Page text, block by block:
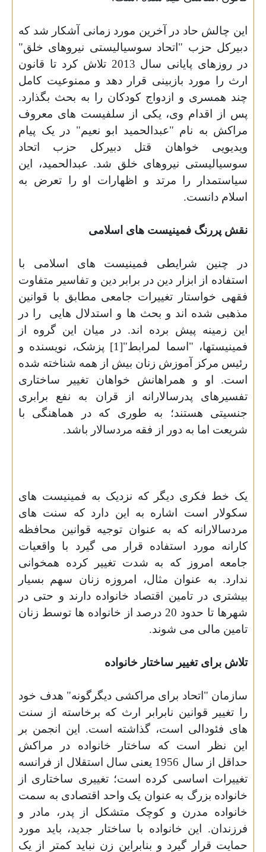
این چالش حاد در آخرین مورد زمانی آشکار شد که
دبیرکل حزب "اتحاد سوسیالیستی نیروهای خلق"
در روزهای پایانی سال 2013 تلاش کرد تا قانون
ارث را مورد بازبینی قرار دهد و ممنوعیت کامل
چند همسری و ازدواج کودکان را به بحث بگذارد.
پس از اقدام وی، یکی از سلفیست های معروف
مراکش به نام "عبدالحمید ابو نعیم" در یک پیام
ویدیویی خواهان قتل دبیرکل حزب اتحاد
سوسیالیستی نیروهای خلق شد. عبدالحمید، این
سیاستمدار را مرتد و اظهارات او را تعرض به
اسلام دانست.
نقش پررنگ فمینیست های اسلامی
در چنین شرایطی فمینیست های اسلامی با
استفاده از ابزار دین در برابر دین و تفاسیر متفاوت
فقهی خواستار تغییرات جامعی مطابق با قوانین
مذهبی شده اند و بحث ها و استدلال هایی
را در
این زمینه پیش برده اند. در میان این گروه از
فمینیستها، "اسما لمرابط"[1] پزشک، نویسنده و
رئیس مرکز آموزش زنان بیش از همه شناخته شده
است. او و همراهانش خواهان تغییر ساختاری
تفسیرهای پدرسالارانه از قران به نفع برابری
جنسیتی هستند؛ به طوری که در هماهنگی با
شریعت اما به دور از فقه مردسالار باشد.
یک خط فکری دیگر که نزدیک به فمینیست های
سکولار است اشاره به این دارد که سنت های
مردسالارانه که به عنوان توجیه قوانین محافظه
کارانه مورد استفاده قرار می گیرد با واقعیات
جامعه امروز که به شدت تغییر کرده همخوانی
ندارد. به عنوان مثال، امروزه زنان سهم بسیار
بیشتری در تامین اقتصاد خانواده دارند و حتی در
شهرها تا حدود 20 درصد از خانواده ها توسط زنان
تامین مالی می شوند.
تلاش برای تغییر ساختار خانواده
سازمان "اتحاد برای مراکشی دیگرگونه" هدف خود
را تغییر قوانین نابرابر ارث که برخاسته از سنت
های فئودالی است، گذاشته است. این انجمن بر
این نظر است که ساختار خانواده در مراکش
حداقل از سال 1956 یعنی سال استقلال از فرانسه
تغییرات اساسی کرده است؛ تغییری ساختاری از
خانواده بزرگ به عنوان یک واحد اقتصادی به سمت
خانواده مدرن و کوچک متشکل از پدر، مادر و
فرزندان. این خانواده با ساختار جدید، باید مورد
حمایت قرار گیرد و بنابراین زن نباید کمتر از یک